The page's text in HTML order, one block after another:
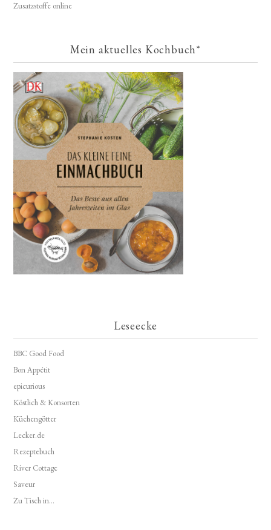
Zusatzstoffe online
Mein aktuelles Kochbuch*
Leseecke
BBC Good Food
Bon Appétit
epicurious
Köstlich & Konsorten
Küchengötter
Lecker.de
Rezeptebuch
River Cottage
Saveur
Zu Tisch in...